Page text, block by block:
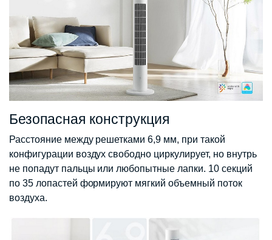
Безопасная конструкция
Расстояние между решетками 6,9 мм, при такой
конфигурации воздух свободно циркулирует, но внутрь
не попадут пальцы или любопытные лапки. 10 секций
по 35 лопастей формируют мягкий объемный поток
воздуха.